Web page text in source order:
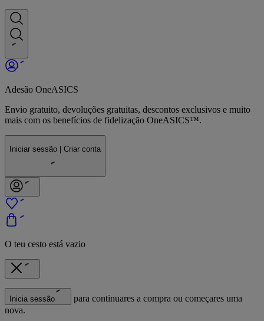
Adesão OneASICS
Envio gratuito, devoluções gratuitas, descontos exclusivos e muito
mais com os benefícios de fidelização OneASICS™.
Iniciar sessão | Criar conta
O teu cesto está vazio
Inicia sessão
para continuares a compra ou começares uma
nova.